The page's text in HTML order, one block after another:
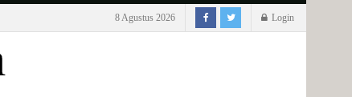
8 Agustus 2026 Login